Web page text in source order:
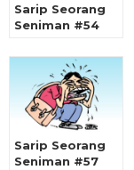
Sarip Seorang
Seniman #54
Sarip Seorang
Seniman #57